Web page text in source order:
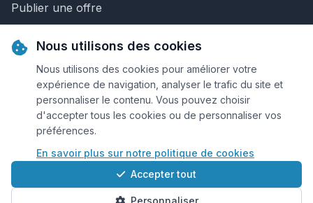
Publier une offre
Nous contacter
© 2026 Keejob.com. Tous droits réservés.
Conditions et règlement
Cookies
Qui sommes-nous?
Nous utilisons des cookies
Nous utilisons des cookies pour améliorer votre
expérience de navigation, analyser le trafic du site et
personnaliser le contenu. Vous pouvez choisir
d'accepter tous les cookies ou de personnaliser vos
préférences.
En savoir plus sur notre politique de cookies
Accepter tout
Personnaliser